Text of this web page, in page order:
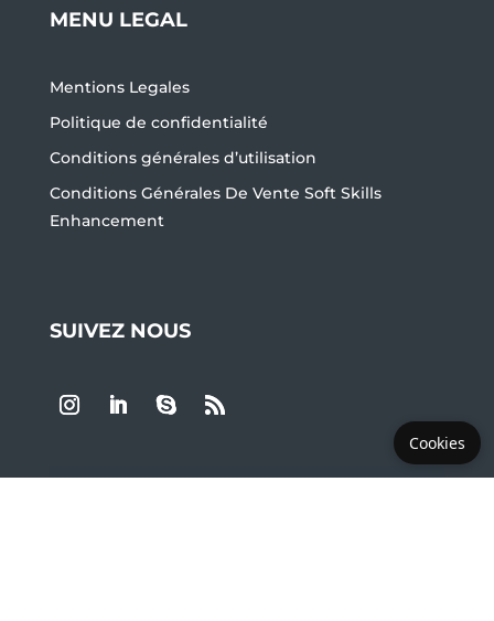
MENU LEGAL
Mentions Legales
Politique de confidentialité
Conditions générales d’utilisation
Conditions Générales De Vente Soft Skills
Enhancement
SUIVEZ NOUS
Cookies